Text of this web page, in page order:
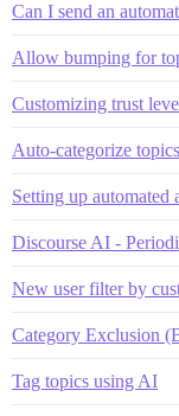
Can I send an
Allow bumping for
Customizing trust
Auto-categorize
Setting up automated
Discourse AI -
New user filter by
Category Exclusion
Tag topics using AI